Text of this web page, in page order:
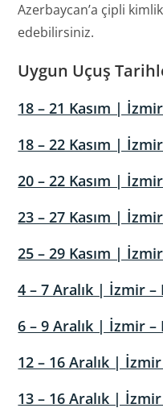
Azerbaycan’a çipli
edebilirsiniz.
Uygun Uçuş
18 – 21 Kasım |
18 – 22 Kasım |
20 – 22 Kasım |
23 – 27 Kasım |
25 – 29 Kasım |
4 – 7 Aralık | İzmir –
6 – 9 Aralık | İzmir –
12 – 16 Aralık |
13 – 16 Aralık |